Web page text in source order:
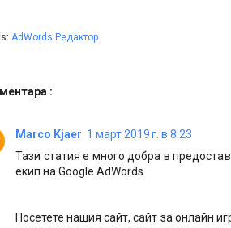
AdWords Редактор
:
Marco Kjaer 1 март 2019 г. в 8:23
Тази статия е много добра в
екип на Google AdWords
Посетете нашия сайт, сайт за онлайн